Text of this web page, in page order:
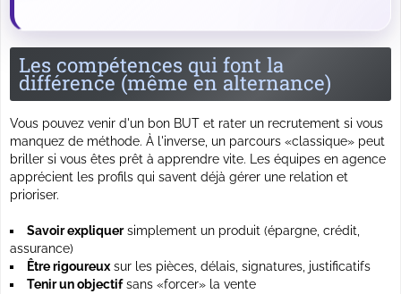
Les compétences qui font la
différence (même en alternance)
Vous pouvez venir d'un bon BUT et rater un recrutement si vous
manquez de méthode. À l'inverse, un parcours «classique» peut
briller si vous êtes prêt à apprendre vite. Les équipes en agence
apprécient les profils qui savent déjà gérer une relation et
prioriser.
Savoir expliquersimplement un produit (épargne, crédit,
assurance)
Être rigoureuxsur les pièces, délais, signatures, justificatifs
Tenir un objectifsans «forcer» la vente